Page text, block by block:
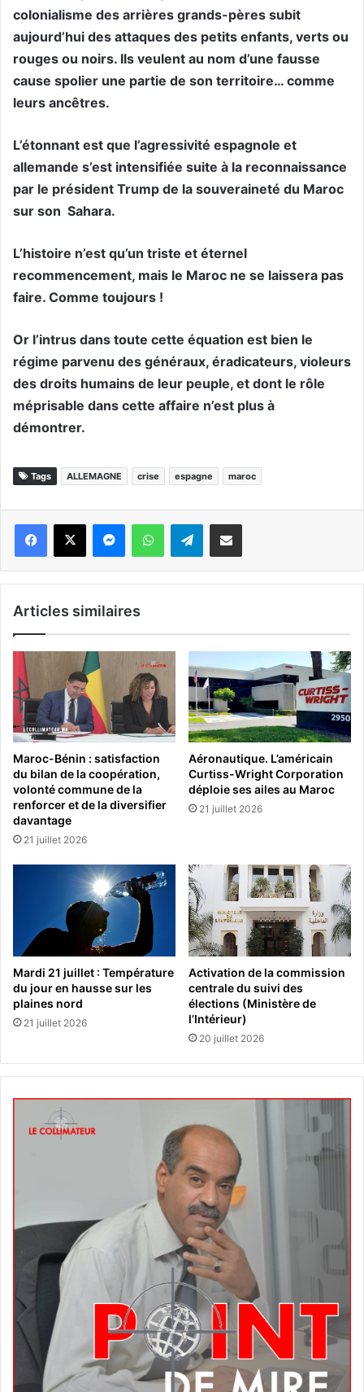
colonialisme des arrières grands-pères subit
aujourd’hui des attaques des petits enfants, verts ou
rouges ou noirs. Ils veulent au nom d’une fausse
cause spolier une partie de son territoire… comme
leurs ancêtres.
L’étonnant est que l’agressivité espagnole et
allemande s’est intensifiée suite à la reconnaissance
par le président Trump de la souveraineté du Maroc
sur son Sahara.
L’histoire n’est qu’un triste et éternel
recommencement, mais le Maroc ne se laissera pas
faire. Comme toujours !
Or l’intrus dans toute cette équation est bien le
régime parvenu des généraux, éradicateurs, violeurs
des droits humains de leur peuple, et dont le rôle
méprisable dans cette affaire n’est plus à
démontrer.
Tags ALLEMAGNE crise espagne maroc
WhatsApp Telegram
Articles similaires
Maroc-Bénin : satisfaction
du bilan de la coopération,
volonté commune de la
renforcer et de la diversifier
davantage
21 juillet 2026
Aéronautique. L’américain
Curtiss-Wright Corporation
déploie ses ailes au Maroc
21 juillet 2026
Mardi 21 juillet : Température
du jour en hausse sur les
plaines nord
21 juillet 2026
Activation de la commission
centrale du suivi des
élections (Ministère de
l’Intérieur)
20 juillet 2026